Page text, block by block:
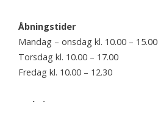
Åbningstider
Mandag – onsdag kl. 10.00 – 15.00
Torsdag kl. 10.00 – 17.00
Fredag kl. 10.00 – 12.30
Website